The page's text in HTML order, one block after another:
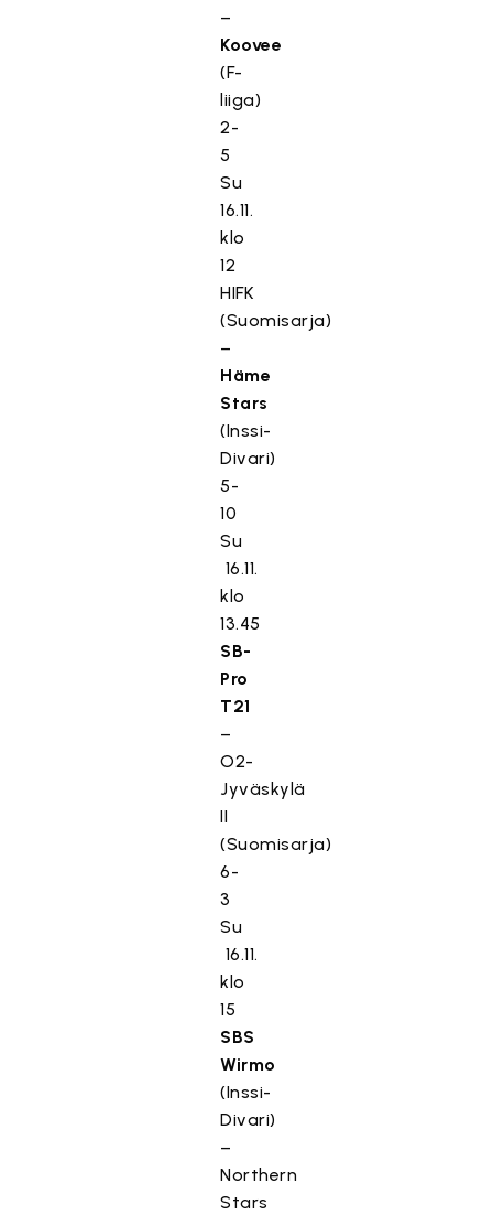
–
Koovee
(F-
liiga)
2-
5
Su
16.11.
klo
12
HIFK
(Suomisarja)
–
Häme
Stars
(Inssi-
Divari)
5-
10
Su
16.11.
klo
13.45
SB-
Pro
T21
–
O2-
Jyväskylä
II
(Suomisarja)
6-
3
Su
16.11.
klo
15
SBS
Wirmo
(Inssi-
Divari)
–
Northern
Stars